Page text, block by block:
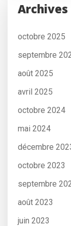
Archives
octobre 2025
septembre
août 2025
avril 2025
octobre 2024
mai 2024
décembre
octobre 2023
septembre
août 2023
juin 2023